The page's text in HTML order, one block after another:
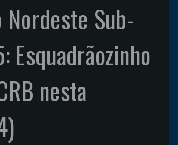
Nordeste Sub-
Esquadrãozinho
nesta